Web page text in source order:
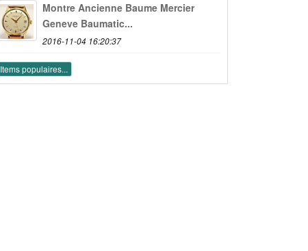
Montre Ancienne Baume Mercier
Geneve Baumatic...
2016-11-04 16:20:37
Items populaires...